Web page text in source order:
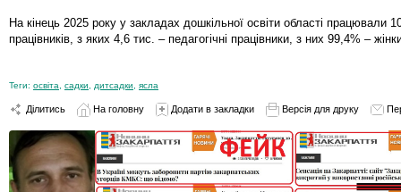
На кінець 2025 року у закладах дошкільної освіти області працювали
працівників, з яких 4,6 тис. – педагогічні працівники, з них 99,4% –
Теги: освіта садки дитсадки ясла
Ділитись На головну Додати в закладки Версія для друку